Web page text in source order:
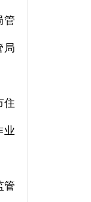
管
局
住
业
管